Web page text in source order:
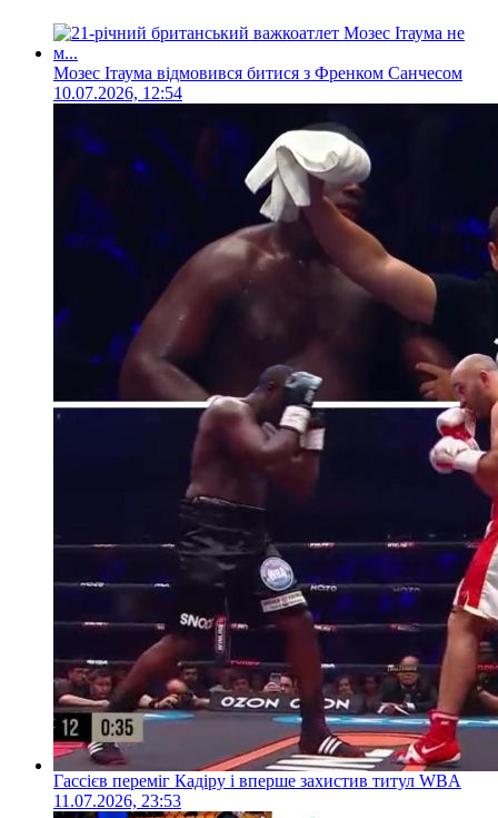
Мозес Ітаума відмовився битися з Френком Санчесом
10.07.2026, 12:54
Гассієв переміг Кадіру і вперше захистив титул WBA
11.07.2026, 23:53